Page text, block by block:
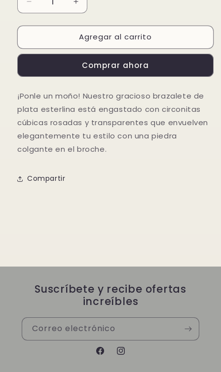
Reducir
cantidad
para
de
Cadena
Moño
Aumentar
cantidad
para
Brazalete
de
Cadena
con
Moño
Agregar al carrito
Comprar ahora
¡Ponle un moño! Nuestro gracioso brazalete de
plata esterlina está engastado con circonitas
cúbicas rosadas y transparentes que envuelven
elegantemente tu estilo con una piedra
colgante en el broche.
Compartir
Suscríbete y recibe ofertas
increíbles
Correo electrónico
FacebookInstagram